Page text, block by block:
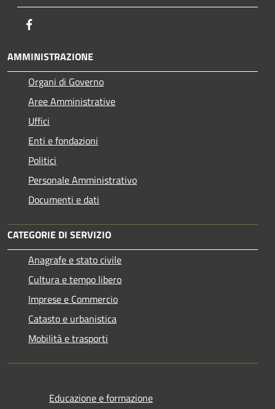
AMMINISTRAZIONE
Organi di Governo
Aree Amministrative
Uffici
Enti e fondazioni
Politici
Personale Amministrativo
Documenti e dati
CATEGORIE DI SERVIZIO
Anagrafe e stato civile
Cultura e tempo libero
Imprese e Commercio
Catasto e urbanistica
Mobilità e trasporti
Educazione e formazione